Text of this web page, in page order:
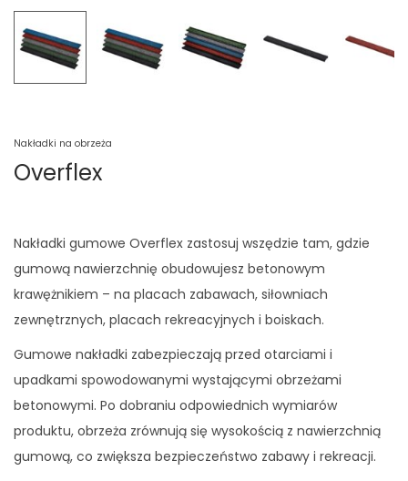
Nakładki na obrzeża
Overflex
Nakładki gumowe Overflex zastosuj wszędzie tam, gdzie
gumową nawierzchnię obudowujesz betonowym
krawężnikiem – na placach zabawach, siłowniach
zewnętrznych, placach rekreacyjnych i boiskach.
Gumowe nakładki zabezpieczają przed otarciami i
upadkami spowodowanymi wystającymi obrzeżami
betonowymi. Po dobraniu odpowiednich wymiarów
produktu, obrzeża zrównują się wysokością z nawierzchnią
gumową, co zwiększa bezpieczeństwo zabawy i rekreacji.